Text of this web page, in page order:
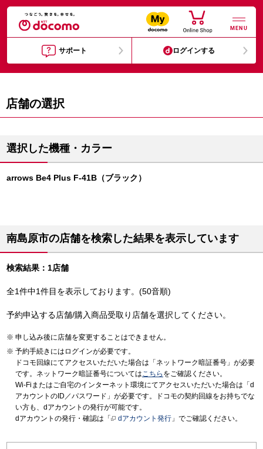
MENU
サポート ログインする
店舗の選択
選択した機種・カラー
arrows Be4 Plus F-41B（ブラック）
南島原市の店舗を検索した結果を表示しています
検索結果：1店舗
全1件中1件目を表示しております。(50音順)
予約申込する店舗/購入商品受取り店舗を選択してください。
申し込み後に店舗を変更することはできません。
予約手続きにはログインが必要です。
ドコモ回線にてアクセスいただいた場合は「ネットワーク暗証番号」が必要
です。ネットワーク暗証番号についてはこちら をご確認ください。
Wi-Fiまたはご自宅のインターネット環境にてアクセスいただいた場合は「d
アカウントのID／パスワード」が必要です。ドコモの契約回線をお持ちでな
い方も、dアカウントの発行が可能です。
dアカウントの発行・確認は「
dアカウント発行 」でご確認ください。